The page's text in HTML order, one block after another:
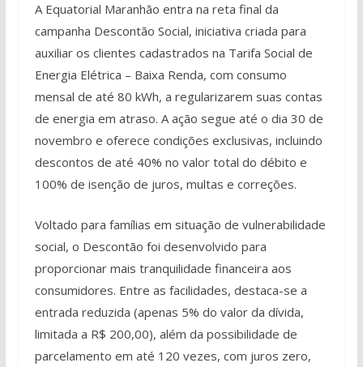
A Equatorial Maranhão entra na reta final da
campanha Descontão Social, iniciativa criada para
auxiliar os clientes cadastrados na Tarifa Social de
Energia Elétrica – Baixa Renda, com consumo
mensal de até 80 kWh, a regularizarem suas contas
de energia em atraso. A ação segue até o dia 30 de
novembro e oferece condições exclusivas, incluindo
descontos de até 40% no valor total do débito e
100% de isenção de juros, multas e correções.
Voltado para famílias em situação de vulnerabilidade
social, o Descontão foi desenvolvido para
proporcionar mais tranquilidade financeira aos
consumidores. Entre as facilidades, destaca-se a
entrada reduzida (apenas 5% do valor da dívida,
limitada a R$ 200,00), além da possibilidade de
parcelamento em até 120 vezes, com juros zero,